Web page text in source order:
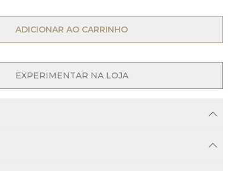
ADICIONAR AO CARRINHO
OPEN MENU
EXPERIMENTAR NA LOJA